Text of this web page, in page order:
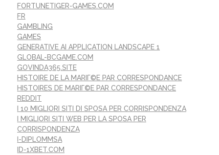
FORTUNETIGER-GAMES.COM
FR
GAMBLING
GAMES
GENERATIVE AI APPLICATION LANDSCAPE 1
GLOBAL-BCGAME.COM
GOVINDA365.SITE
HISTOIRE DE LA MARIГ©E PAR CORRESPONDANCE
HISTOIRES DE MARIГ©E PAR CORRESPONDANCE
REDDIT
I 10 MIGLIORI SITI DI SPOSA PER CORRISPONDENZA
I MIGLIORI SITI WEB PER LA SPOSA PER
CORRISPONDENZA
I-DIPLOMMSA
ID-1XBET.COM